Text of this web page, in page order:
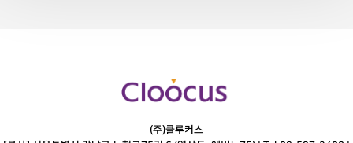
(주)클루커스